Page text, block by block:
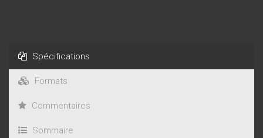
Spécifications
Formats
Commentaires
Sommaire